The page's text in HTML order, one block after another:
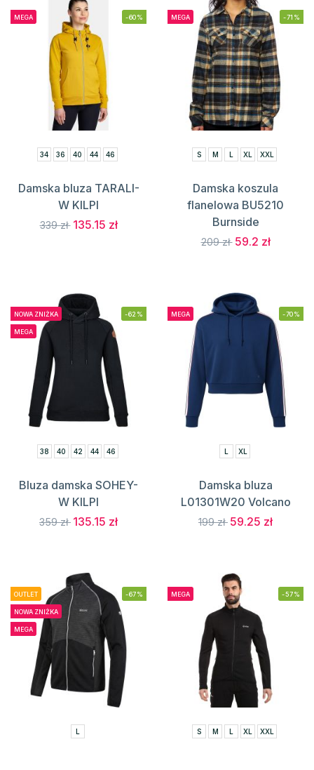
MEGA -60%
34 36 40 44 46
Damska bluza TARALI-
W KILPI
339 zł 135.15 zł
MEGA -71%
S M L XL XXL
Damska koszula
flanelowa BU5210
Burnside
209 zł 59.2 zł
NOWA ZNIŻKA
MEGA
-62%
38 40 42 44 46
Bluza damska SOHEY-
W KILPI
359 zł 135.15 zł
MEGA -70%
L XL
Damska bluza
L01301W20 Volcano
199 zł 59.25 zł
OUTLET
NOWA ZNIŻKA
MEGA
-67%
L
MEGA -57%
S M L XL XXL